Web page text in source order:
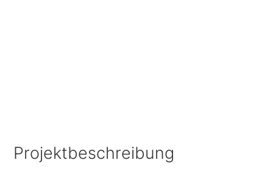
Projektbeschreibung